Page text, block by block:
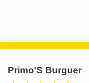
Primo'S Burguer